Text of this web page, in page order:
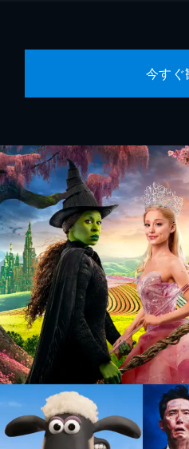
今すぐ